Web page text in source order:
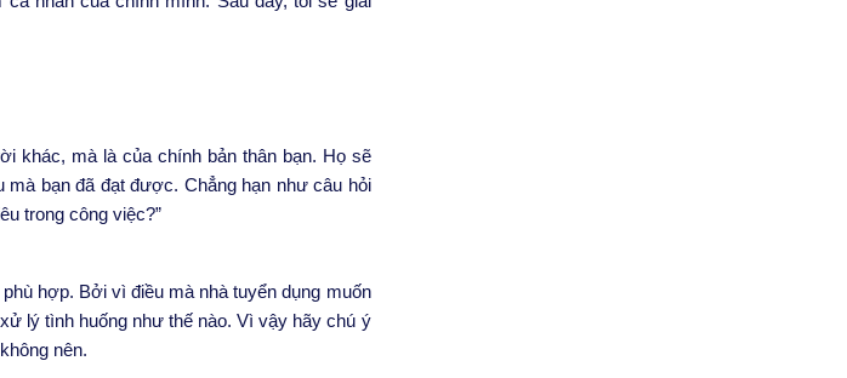
khác, mà là của chính bản thân bạn. Họ sẽ
mà bạn đã đạt được. Chẳng hạn như câu hỏi
trong công việc?”
hợp. Bởi vì điều mà nhà tuyển dụng muốn
lý tình huống như thế nào. Vì vậy hãy chú ý
nên.